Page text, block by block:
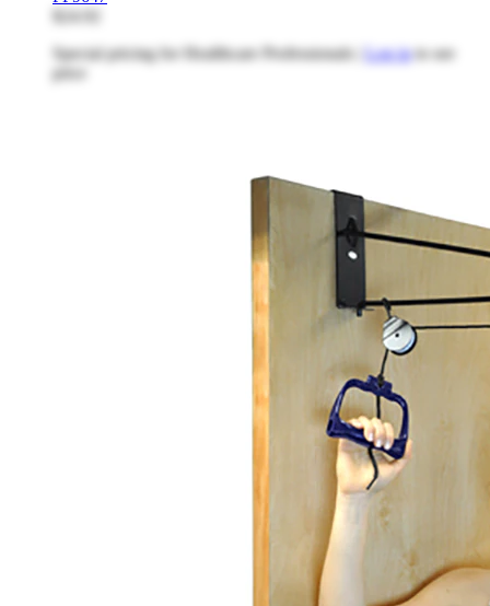
$24.92
Special pricing for Healthcare Professionals | Log into see
price